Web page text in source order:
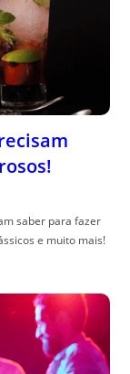
saber para fazer
e muito mais!